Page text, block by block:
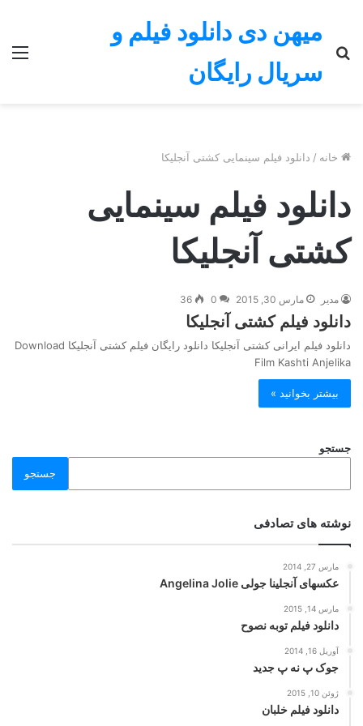
میهن دی دانلود فیلم و
سریال رایگان
جستجو
برای
خانه / دانلود فیلم سینمایی کشتی آنجلیکا
دانلود فیلم سینمایی
کشتی آنجلیکا
مدیر مارس 30, 2015 0
36
دانلود فیلم کشتی آنجلیکا
دانلود فیلم ایرانی کشتی آنجلیکا دانلود رایگان فیلم کشتی آنجلیکا Download
Film Kashti Anjelika
بیشتر بخوانید »
جستجو
جستجو
نوشته های تصادفی
مارس 27, 2014
عکسهای آنجلینا جولی Angelina Jolie
مارس 14, 2015
دانلود فیلم توبه نصوح
آوریل 16, 2014
جوک پ نه پ جدید
ژوئن 10, 2015
دانلود فیلم خلبان